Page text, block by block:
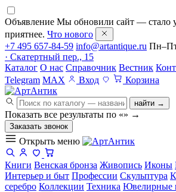
Объявление Мы обновили сайт — стало
приятнее. Что нового
+7 495 657-84-59 info@artantique.ru
· Скатертный пер., 15
Каталог О нас Справочник Вестник
Telegram MAX Вход Корзина
найти →
Показать все результаты по «» →
Заказать звонок
Открыть меню
Книги Венская бронза Живопись Иконы
Интерьер и быт Профессии Скульптура
серебро Коллекции Техника Ювелирные